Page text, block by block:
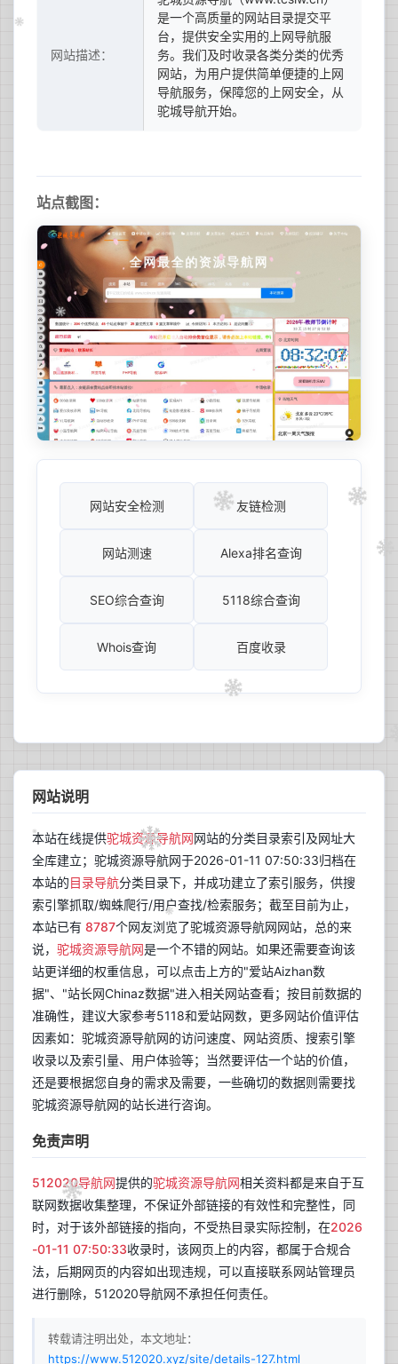
网站描述：
是一个高质量的网站目录提交平
台，提供安全实用的上网导航服
务。我们及时收录各类分类的优秀
网站，为用户提供简单便捷的上网
导航服务，保障您的上网安全，从
驼城导航开始。
站点截图：
网站安全检测 友链检测
网站测速 Alexa排名查询
SEO综合查询 5118综合查询
Whois查询 百度收录
网站说明
本站在线提供驼城资源导航网 网站的分类目录索引及网址大
全库建立；驼城资源导航网于2026-01-11 07:50:33归档在
本站的 目录导航分类目录下，并成功建立了索引服务，供搜
索引擎抓取/蜘蛛爬行/用户查找/检索服务；截至目前为止，
本站已有 8787个网友浏览了驼城资源导航网网站，总的来
说， 驼城资源导航网是一个不错的网站。如果还需要查询该
站更详细的权重信息，可以点击上方的"爱站Aizhan数
据"、"站长网Chinaz数据"进入相关网站查看；按目前数据的
准确性，建议大家参考5118和爱站网数，更多网站价值评估
因素如：驼城资源导航网的访问速度、网站资质、搜索引擎
收录以及索引量、用户体验等；当然要评估一个站的价值，
还是要根据您自身的需求及需要，一些确切的数据则需要找
驼城资源导航网的站长进行咨询。
免责声明
512020导航网提供的驼城资源导航网相关资料都是来自于互
联网数据收集整理，不保证外部链接的有效性和完整性，同
时，对于该外部链接的指向，不受热目录实际控制，在2026
-01-11 07:50:33收录时，该网页上的内容，都属于合规合
法，后期网页的内容如出现违规，可以直接联系网站管理员
进行删除，512020导航网不承担任何责任。
转载请注明出处，本文地址：
https://www.512020.xyz/site/details-127.html